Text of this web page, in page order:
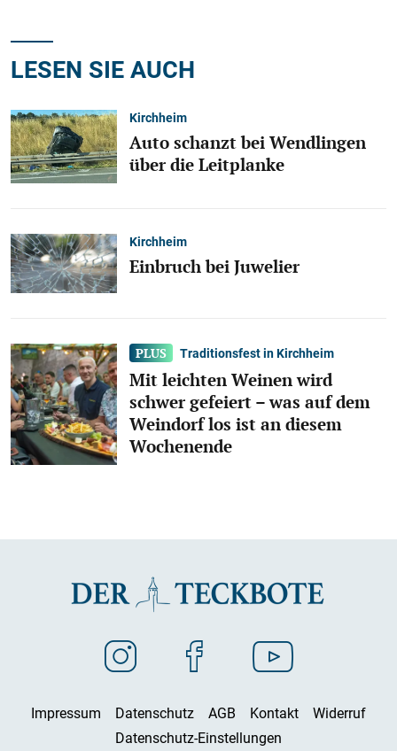
LESEN SIE AUCH
Kirchheim
Auto schanzt bei Wendlingen
über die Leitplanke
Kirchheim
Einbruch bei Juwelier
Traditionsfest in Kirchheim
Mit leichten Weinen wird
schwer gefeiert – was auf dem
Weindorf los ist an diesem
Wochenende
Impressum Datenschutz AGB Kontakt
Widerruf
Datenschutz-Einstellungen